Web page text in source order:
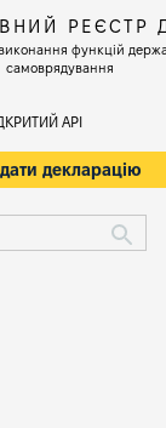
РЕЄСТР
функцій
самоврядування
АРІ
декларацію